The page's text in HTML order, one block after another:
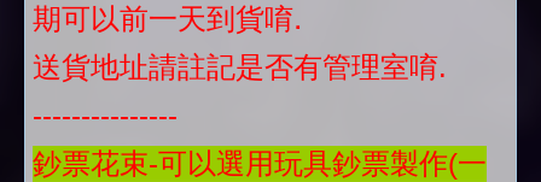
期可以前一天到貨唷.
送貨地址請註記是否有管理室唷.
---------------
鈔票花束-可以選用玩具鈔票製作(一